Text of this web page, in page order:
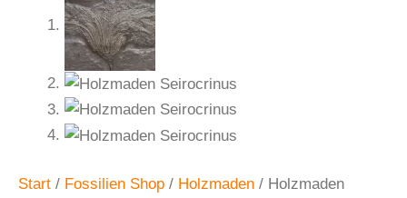
Start / Fossilien Shop / Holzmaden / Holzmaden